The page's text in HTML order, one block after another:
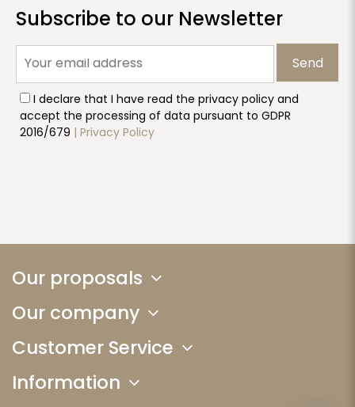
Subscribe to our Newsletter
Send
I declare that I have read the privacy policy and
accept the processing of data pursuant to GDPR
2016/679 | Privacy Policy
Our proposals
Our company
Customer Service
Information